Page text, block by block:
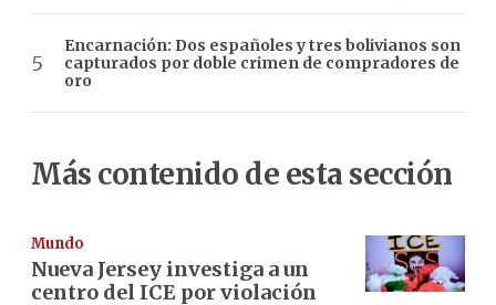
Encarnación: Dos españoles y tres bolivianos son
capturados por doble crimen de compradores de
oro
Más contenido de esta sección
Mundo
Nueva Jersey investiga a un
centro del ICE por violación